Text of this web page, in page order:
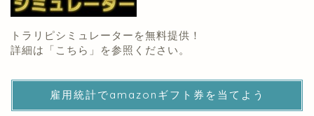
トラリピシミュレーターを無料提供！
詳細は「 こちら 」を参照ください。
雇用統計でamazonギフト券を当てよう